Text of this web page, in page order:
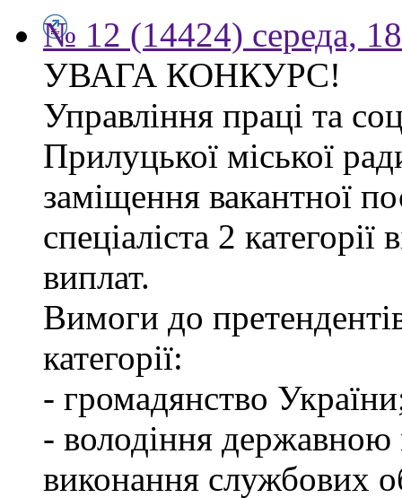
№ 12 (14424) середа,
УВАГА КОНКУРС!
Управління праці та
Прилуцької міської
заміщення вакантної
спеціаліста 2
виплат.
Вимоги до
категорії:
- громадянство
- володіння державною
виконання службових